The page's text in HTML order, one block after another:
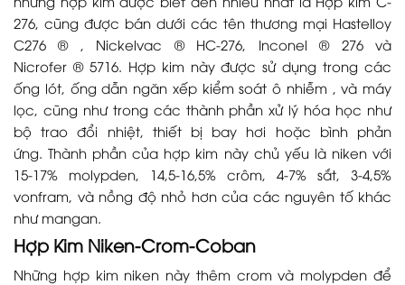
276, cũng được bán dưới các tên thương mại Hastelloy
C276 ® , Nickelvac ® HC-276, Inconel ® 276 và
Nicrofer ® 5716. Hợp kim này được sử dụng trong các
ống lót, ống dẫn ngăn xếp kiểm soát ô nhiễm , và máy
lọc, cũng như trong các thành phần xử lý hóa học như
bộ trao đổi nhiệt, thiết bị bay hơi hoặc bình phản
ứng. Thành phần của hợp kim này chủ yếu là niken với
15-17% molypden, 14,5-16,5% crôm, 4-7% sắt, 3-4,5%
vonfram, và nồng độ nhỏ hơn của các nguyên tố khác
như mangan.
Hợp Kim Niken-Crom-Coban
Những hợp kim niken này thêm crom và molypden để